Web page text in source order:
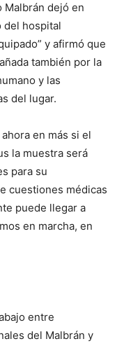
dejó en
del hospital
y afirmó que
también por la
y las
del lugar.
en más si el
la muestra será
para su
cuestiones médicas
puede llegar a
en marcha, en
entre
del Malbrán y